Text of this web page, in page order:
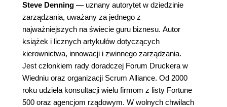
Steve Denning — uznany autorytet w dziedzinie
zarządzania, uważany za jednego z
najważniejszych na świecie guru biznesu. Autor
książek i licznych artykułów dotyczących
kierownictwa, innowacji i zwinnego zarządzania.
Jest członkiem rady doradczej Forum Druckera w
Wiedniu oraz organizacji Scrum Alliance. Od 2000
roku udziela konsultacji wielu firmom z listy Fortune
500 oraz agencjom rządowym. W wolnych chwilach